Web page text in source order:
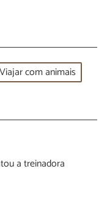
Viajar com animais
a treinadora